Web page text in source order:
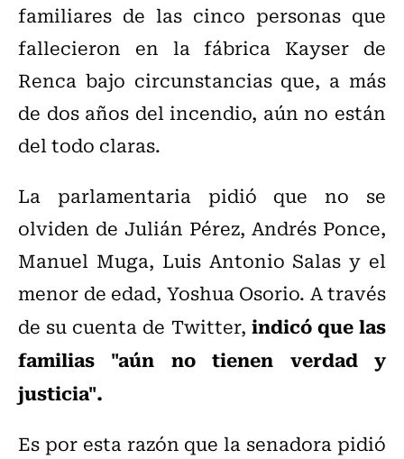
familiares de las cinco personas que
fallecieron en la fábrica Kayser de
Renca bajo circunstancias que, a más
de dos años del incendio, aún no están
del todo claras.
La parlamentaria pidió que no se
olviden de Julián Pérez, Andrés Ponce,
Manuel Muga, Luis Antonio Salas y el
menor de edad, Yoshua Osorio. A través
de su cuenta de Twitter, indicó que las
familias "aún no tienen verdad y
justicia".
Es por esta razón que la senadora pidió